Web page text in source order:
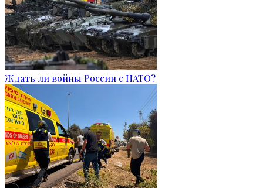
Ждать ли войны России с НАТО?